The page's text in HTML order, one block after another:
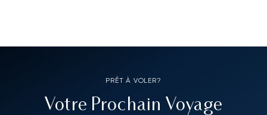
PRÊT À VOLER?
Votre Prochain Voyage